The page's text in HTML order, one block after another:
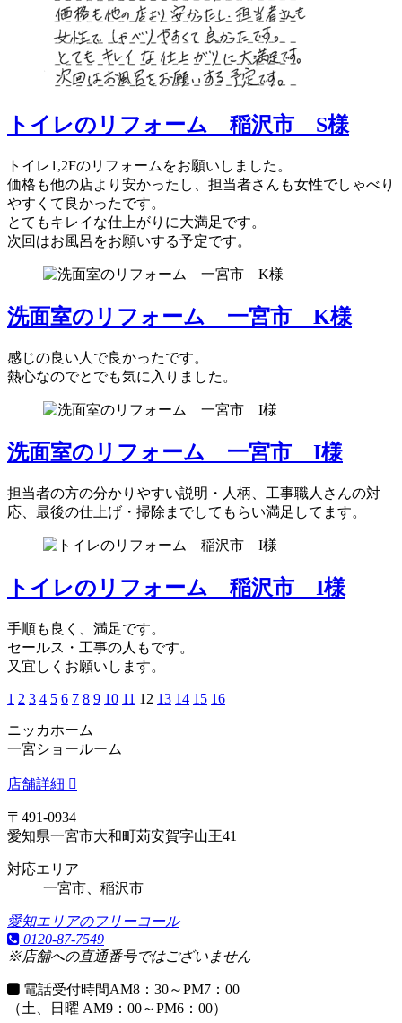
トイレのリフォーム 稲沢市 S様
トイレ1,2Fのリフォームをお願いしました。
価格も他の店より安かったし、担当者さんも女性でしゃべり
やすくて良かったです。
とてもキレイな仕上がりに大満足です。
次回はお風呂をお願いする予定です。
洗面室のリフォーム 一宮市 K様
感じの良い人で良かったです。
熱心なのでとでも気に入りました。
洗面室のリフォーム 一宮市 I様
担当者の方の分かりやすい説明・人柄、工事職人さんの対
応、最後の仕上げ・掃除までしてもらい満足してます。
トイレのリフォーム 稲沢市 I様
手順も良く、満足です。
セールス・工事の人もです。
又宜しくお願いします。
1 2 3 4 5 6 7 8 9 10 11 12 13 14 15 16
ニッカホーム
一宮ショールーム
店舗詳細
〒491-0934
愛知県一宮市大和町苅安賀字山王41
対応エリア
一宮市、稲沢市
愛知エリアのフリーコール
0120-87-7549
※店舗への直通番号ではございません
電話受付時間AM8：30～PM7：00
（土、日曜 AM9：00～PM6：00）